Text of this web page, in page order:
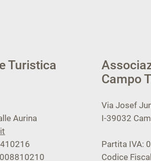
Turistica
Aurina
Campo
Via Josef
I-39032
Partita IVA:
Codice